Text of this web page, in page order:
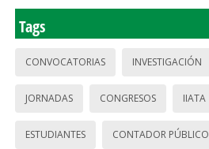
Tags
CONVOCATORIAS INVESTIGACIÓN
JORNADAS CONGRESOS IIATA
ESTUDIANTES CONTADOR PÚBLICO